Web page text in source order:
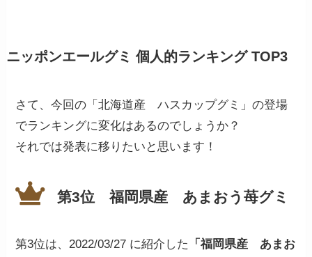
ニッポンエールグミ 個人的ランキング TOP3
さて、今回の「北海道産 ハスカップグミ」の登場
でランキングに変化はあるのでしょうか？
それでは発表に移りたいと思います！
第3位福岡県産 あまおう苺グミ
第3位は、2022/03/27 に紹介した
「福岡県産 あまお